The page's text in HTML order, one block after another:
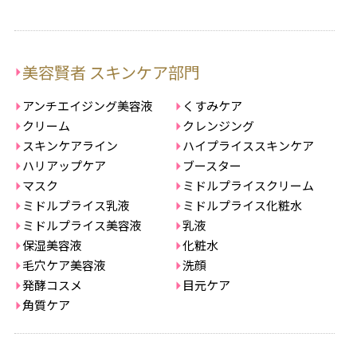
美容賢者 スキンケア部門
アンチエイジング美容液
くすみケア
クリーム
クレンジング
スキンケアライン
ハイプライススキンケア
ハリアップケア
ブースター
マスク
ミドルプライスクリーム
ミドルプライス乳液
ミドルプライス化粧水
ミドルプライス美容液
乳液
保湿美容液
化粧水
毛穴ケア美容液
洗顔
発酵コスメ
目元ケア
角質ケア